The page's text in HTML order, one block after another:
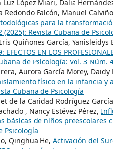
Luz López Miari, Dalia
Redondo Falcón, Manuel
para la
(2025): Revista Cubana de
Quiñones García, Yanisleidys
EFECTOS EN LOS
de Psicología: Vol. 3 Núm.
Aurora García Morey,
físico en la infancia y
Cubana de Psicología
de la Caridad Rodríguez
, Nancy Estévez Pérez,
básicas de niños preescolares
Psicología
Qinghua He, Activación del